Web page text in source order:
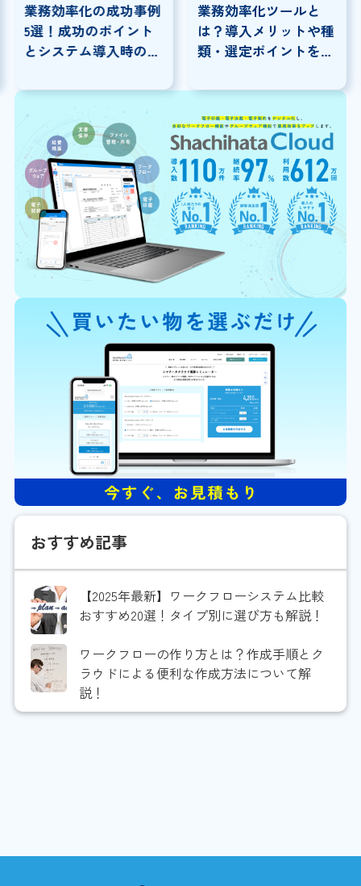
業務効率化の成功事例
5選！成功のポイント
とシステム導入時の注
業務効率化ツールと
は？導入メリットや種
類・選定ポイントを解
おすすめ記事
【2025年最新】ワークフローシステム比較
おすすめ20選！タイプ別に選び方も解説！
ワークフローの作り方とは？作成手順とク
ラウドによる便利な作成方法について解
説！